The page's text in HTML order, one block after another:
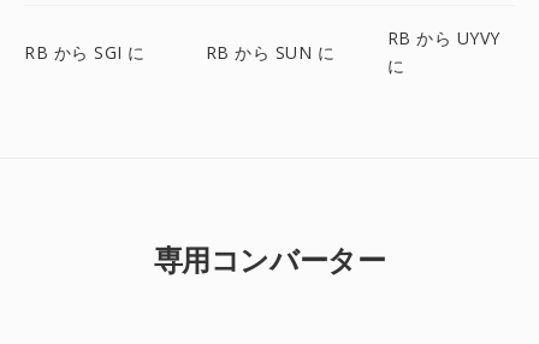
RB から SGI に RB から SUN に
RB から UYVY
に
専用コンバーター